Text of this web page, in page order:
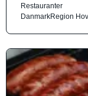
Restauranter
DanmarkRegion